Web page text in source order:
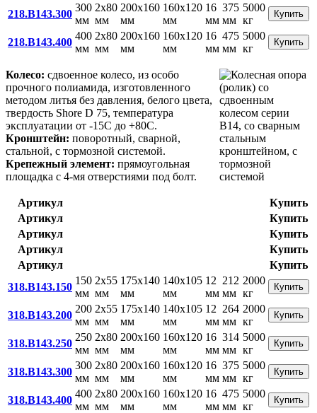
218.B143.300
300
мм
2x80
мм
200x160
мм
160x120
мм
16
мм
375
мм
5000
кг
Купить
218.B143.400
400
мм
2x80
мм
200x160
мм
160x120
мм
16
мм
475
мм
5000
кг
Купить
Колесо: сдвоенное колесо, из особо
прочного полиамида, изготовленного
методом литья без давления, белого цвета,
твердость Shore D 75, температура
эксплуатации от -15С до +80С.
Кронштейн: поворотный, сварной,
стальной, с тормозной системой.
Крепежный элемент: прямоугольная
площадка с 4-мя отверстиями под болт.
Артикул
Купить
Артикул
Купить
Артикул
Купить
Артикул
Купить
Артикул
Купить
318.B143.150
150
мм
2x55
мм
175x140
мм
140x105
мм
12
мм
212
мм
2000
кг
Купить
318.B143.200
200
мм
2x55
мм
175x140
мм
140x105
мм
12
мм
264
мм
2000
кг
Купить
318.B143.250
250
мм
2x80
мм
200x160
мм
160x120
мм
16
мм
314
мм
5000
кг
Купить
318.B143.300
300
мм
2x80
мм
200x160
мм
160x120
мм
16
мм
375
мм
5000
кг
Купить
318.B143.400
400
мм
2x80
мм
200x160
мм
160x120
мм
16
мм
475
мм
5000
кг
Купить